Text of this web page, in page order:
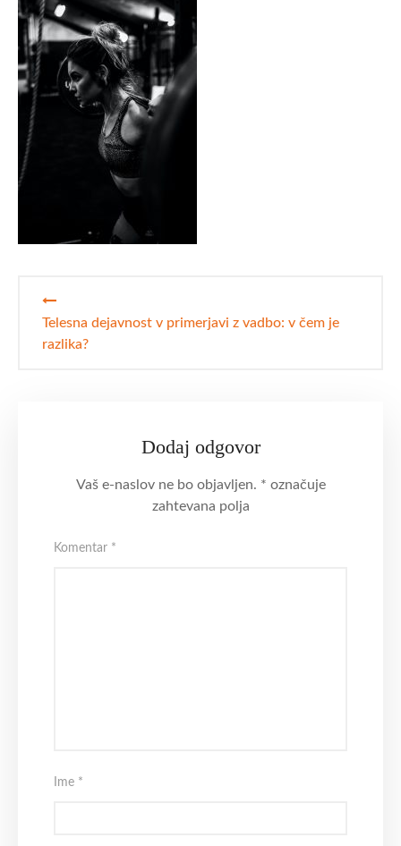
prispevka
Telesna dejavnost v primerjavi z vadbo: v čem je
razlika?
Dodaj odgovor
Vaš e-naslov ne bo objavljen. * označuje
zahtevana polja
Komentar *
Ime *